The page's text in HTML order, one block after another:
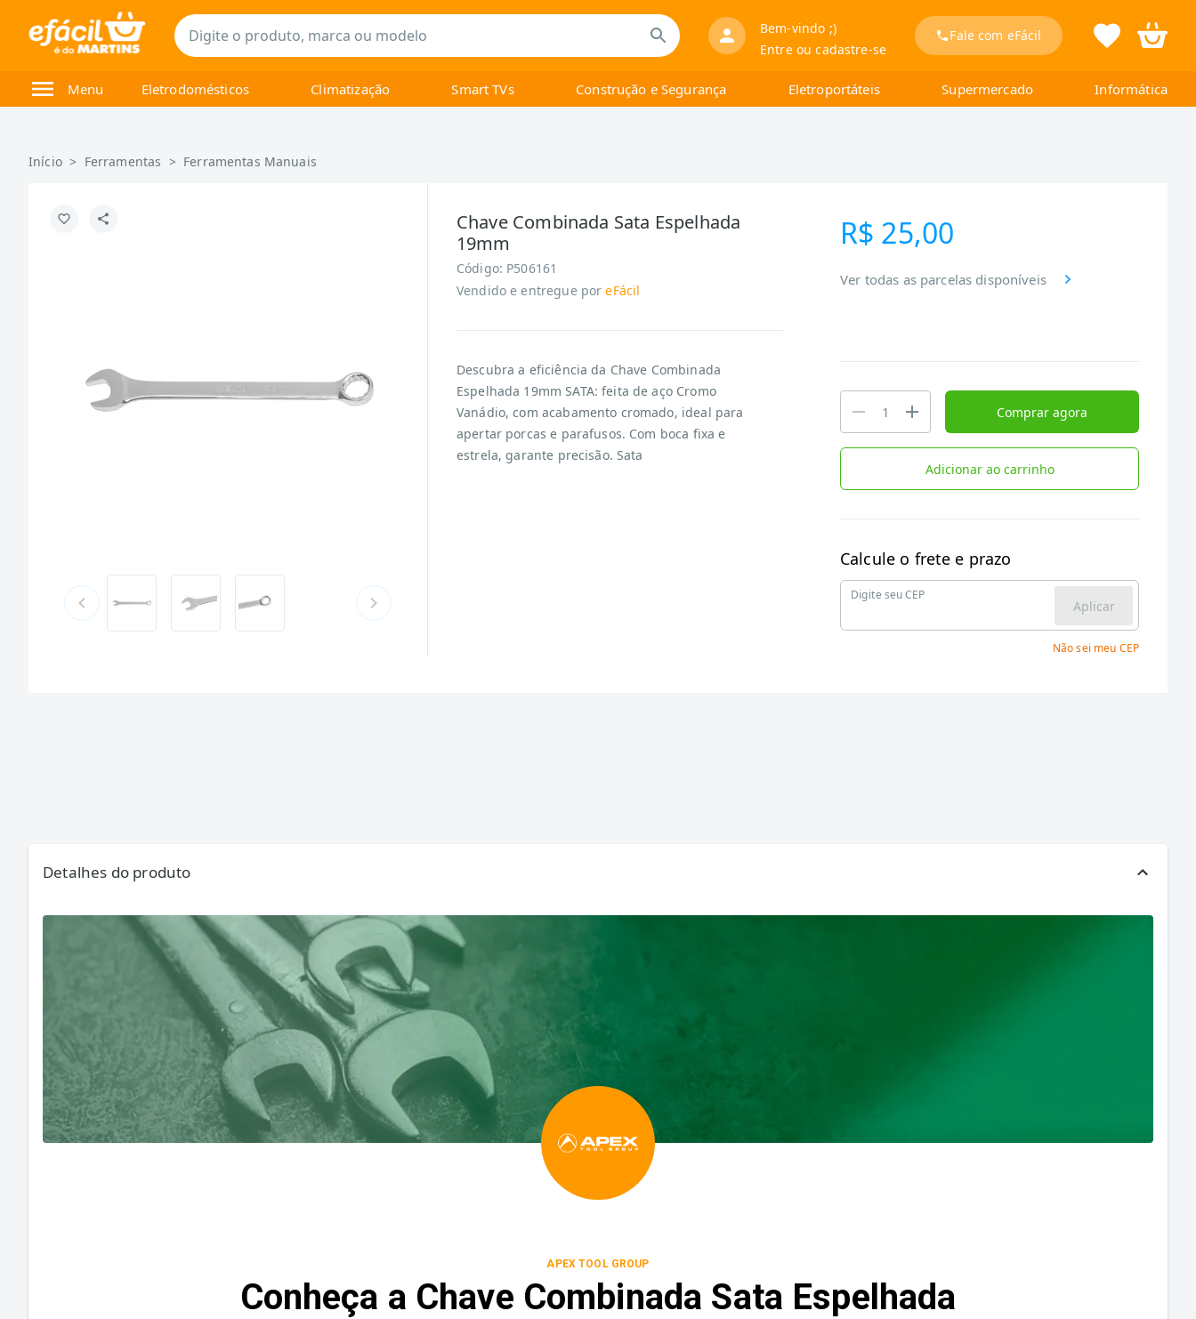
Bem-vindo ;)
Entre ou cadastre-se
Fale com eFácil
Menu Eletrodomésticos Climatização Smart TVs Construção e Segurança Eletroportáteis Supermercado Informática
Início > Ferramentas > Ferramentas Manuais
Chave Combinada Sata Espelhada
19mm
Código: P506161
Vendido e entregue por eFácil
Descubra a eficiência da Chave Combinada
Espelhada 19mm SATA: feita de aço Cromo
Vanádio, com acabamento cromado, ideal para
apertar porcas e parafusos. Com boca fixa e
estrela, garante precisão. Sata
R$ 25,00
Ver todas as parcelas disponíveis
Comprar agora
Adicionar ao carrinho
Calcule o frete e prazo
Digite seu CEP
Aplicar
Não sei meu CEP
Detalhes do produto
APEX TOOL GROUP
Conheça a Chave Combinada Sata Espelhada